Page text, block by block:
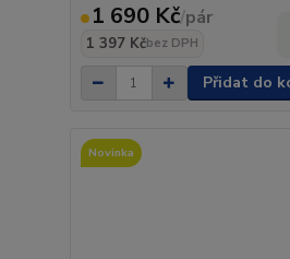
1 690 Kč/pár
1 397 Kčbez DPH
Přidat do
Novinka